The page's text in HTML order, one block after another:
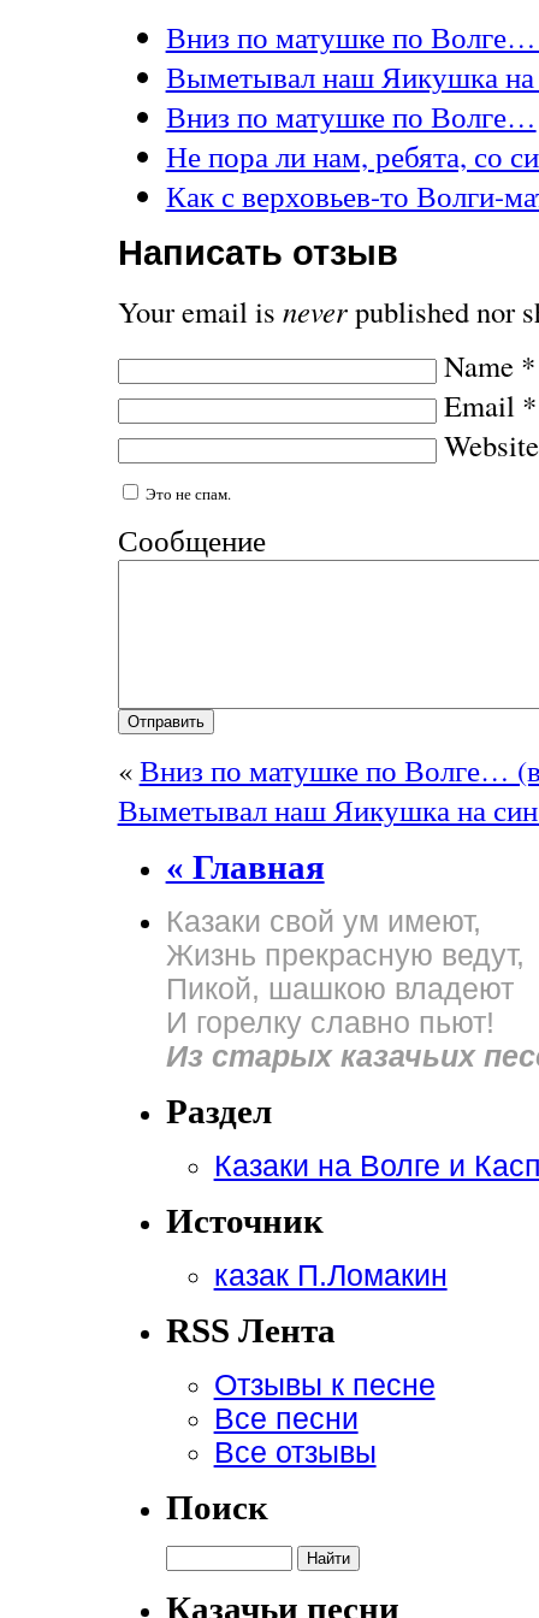
Вниз по матушке по Волге…
Выметывал наш Яикушка
Вниз по матушке по Волге…
Не пора ли нам, ребята, со
Как с верховьев-то Волги-
Написать отзыв
Your email is neverpublished nor
Name *
Email *
Website
Это не спам.
Сообщение
«Вниз по матушке по Волге…
Выметывал наш Яикушка на
« Главная
Казаки свой ум имеют,
Жизнь прекрасную ведут,
Пикой, шашкою владеют
И горелку славно пьют!
Из старых казачьих
Раздел
Казаки на Волге и
Источник
казак П.Ломакин
RSS Лента
Отзывы к песне
Все песни
Все отзывы
Поиск
Казачьи песни